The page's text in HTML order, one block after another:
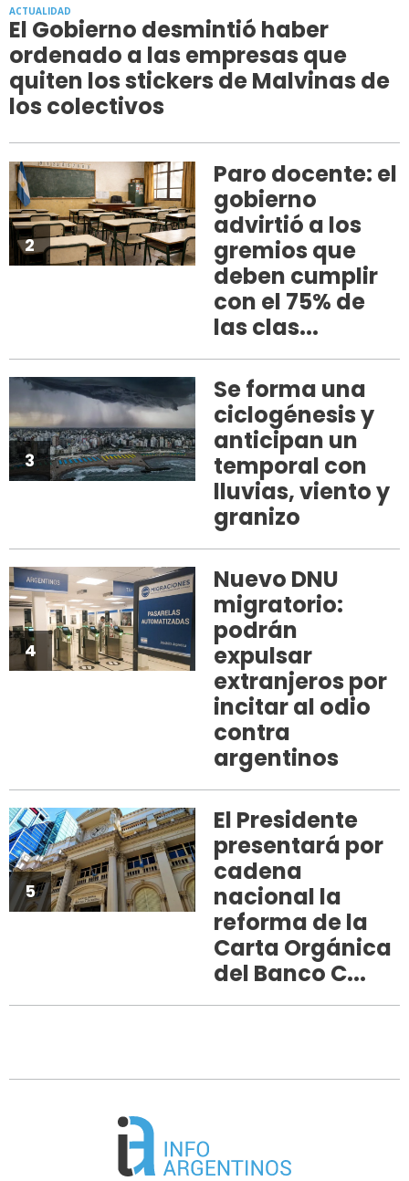
ACTUALIDAD
El Gobierno desmintió haber
ordenado a las empresas que
quiten los stickers de Malvinas de
los colectivos
2
Paro docente: el
gobierno
advirtió a los
gremios que
deben cumplir
con el 75% de
las clas...
3
Se forma una
ciclogénesis y
anticipan un
temporal con
lluvias, viento y
granizo
4
Nuevo DNU
migratorio:
podrán
expulsar
extranjeros por
incitar al odio
contra
argentinos
5
El Presidente
presentará por
cadena
nacional la
reforma de la
Carta Orgánica
del Banco C...